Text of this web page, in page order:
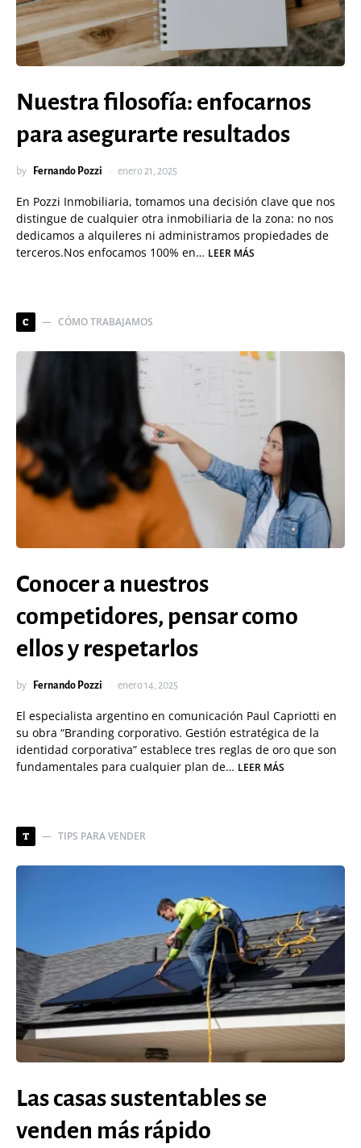
Nuestra filosofía: enfocarnos
para asegurarte resultados
by Fernando Pozzi enero 21, 2025
En Pozzi Inmobiliaria, tomamos una decisión clave que nos
distingue de cualquier otra inmobiliaria de la zona: no nos
dedicamos a alquileres ni administramos propiedades de
terceros.Nos enfocamos 100% en… LEER MÁS
C CÓMO TRABAJAMOS
Conocer a nuestros
competidores, pensar como
ellos y respetarlos
by Fernando Pozzi enero 14, 2025
El especialista argentino en comunicación Paul Capriotti en
su obra “Branding corporativo. Gestión estratégica de la
identidad corporativa” establece tres reglas de oro que son
fundamentales para cualquier plan de… LEER MÁS
T TIPS PARA VENDER
Las casas sustentables se
venden más rápido